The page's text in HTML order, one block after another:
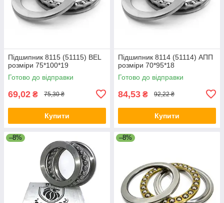
Підшипник 8115 (51115) BEL
розміри 75*100*19
Готово до відправки
69,02 ₴ 75,30 ₴
Купити
Підшипник 8114 (51114) АПП
розміри 70*95*18
Готово до відправки
84,53 ₴ 92,22 ₴
Купити
–8% –8%